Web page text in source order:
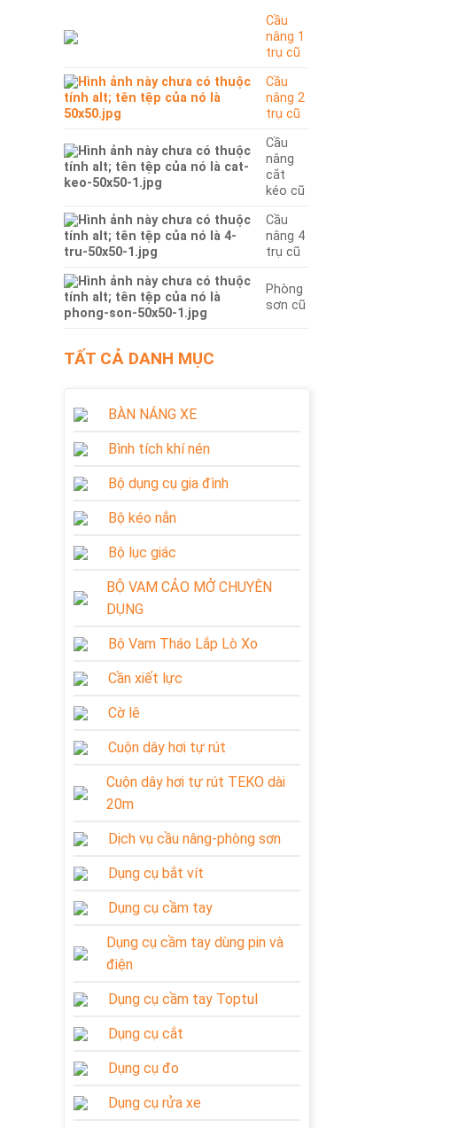
Cầu
nâng 1
trụ cũ
Cầu
nâng 2
trụ cũ
Cầu
nâng
cắt
kéo cũ
Cầu
nâng 4
trụ cũ
Phòng
sơn cũ
TẤT CẢ DANH MỤC
BÀN NÁNG XE
Bình tích khí nén
Bộ dụng cụ gia đình
Bộ kéo nắn
Bộ lục giác
BỘ VAM CẢO MỞ CHUYÊN
DỤNG
Bộ Vam Tháo Lắp Lò Xo
Cần xiết lực
Cờ lê
Cuộn dây hơi tự rút
Cuộn dây hơi tự rút TEKO dài
20m
Dịch vụ cầu nâng-phòng sơn
Dụng cụ bắt vít
Dụng cụ cầm tay
Dụng cụ cầm tay dùng pin và
điện
Dụng cụ cầm tay Toptul
Dụng cụ cắt
Dụng cụ đo
Dụng cụ rửa xe